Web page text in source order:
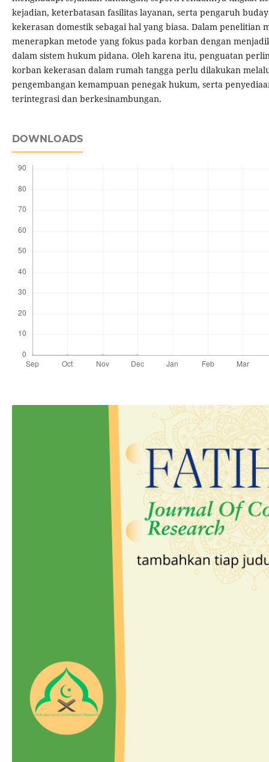
kejadian, keterbatasan fasilitas layanan, serta pengaruh
kekerasan domestik sebagai hal yang biasa. Dalam penelitian
menerapkan metode yang fokus pada korban dengan
dalam sistem hukum pidana. Oleh karena itu, penguatan
korban kekerasan dalam rumah tangga perlu dilakukan
pengembangan kemampuan penegak hukum, serta
terintegrasi dan berkesinambungan.
DOWNLOADS